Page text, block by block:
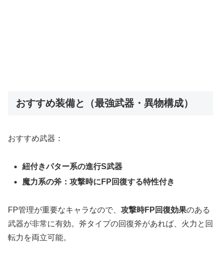
おすすめ装備と（最強武器・異物構成）
おすすめ武器：
紐付きパター系の進行S武器
魔力系の斧：攻撃時にFP回復する特性付き
FP管理が重要なキャラなので、 攻撃時FP回復効果のある
武器が非常に有効。斧タイプの回復斧があれば、火力と回
転力を両立可能。